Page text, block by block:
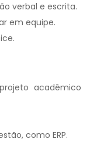
verbal e escrita.
em equipe.
acadêmico
como ERP.